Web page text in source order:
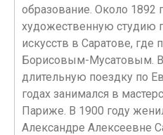
образование. Около 1892
художественную студию
искусств в Саратове, где
Борисовым-Мусатовым.
длительную поездку по
годах занимался в
Париже. В 1900 году
Александре Алексеевне